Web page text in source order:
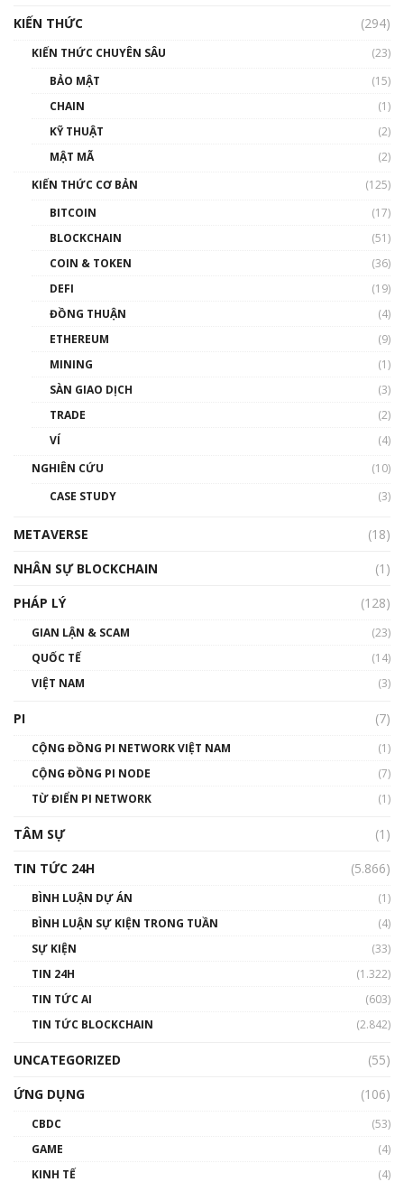
00:43:47
như thể nào?
00:39:31
Phổ cập Blockchain
thống & Crypto qua các cuộc chiến | Phổ cập
01:32:59
gió ấm
Talkshow 14: MemeCoin – Trò đùa tỷ đô
01:29:26
KIẾN THỨC
(294)
KIẾN THỨC CHUYÊN SÂU
(23)
BẢO MẬT
(15)
CHAIN
(1)
KỸ THUẬT
(2)
MẬT MÃ
(2)
KIẾN THỨC CƠ BẢN
(125)
BITCOIN
(17)
BLOCKCHAIN
(51)
COIN & TOKEN
(36)
DEFI
(19)
ĐỒNG THUẬN
(4)
ETHEREUM
(9)
MINING
(1)
SÀN GIAO DỊCH
(3)
TRADE
(2)
VÍ
(4)
NGHIÊN CỨU
(10)
CASE STUDY
(3)
METAVERSE
(18)
NHÂN SỰ BLOCKCHAIN
(1)
PHÁP LÝ
(128)
GIAN LẬN & SCAM
(23)
QUỐC TẾ
(14)
VIỆT NAM
(3)
PI (7)
CỘNG ĐỒNG PI NETWORK VIỆT NAM
(1)
CỘNG ĐỒNG PI NODE
(7)
TỪ ĐIỂN PI NETWORK
(1)
TÂM SỰ
(1)
TIN TỨC 24H
(5.866)
BÌNH LUẬN DỰ ÁN
(1)
BÌNH LUẬN SỰ KIỆN TRONG TUẦN
(4)
SỰ KIỆN
(33)
TIN 24H
(1.322)
TIN TỨC AI
(603)
TIN TỨC BLOCKCHAIN
(2.842)
UNCATEGORIZED
(55)
ỨNG DỤNG
(106)
CBDC
(53)
GAME
(4)
KINH TẾ
(4)